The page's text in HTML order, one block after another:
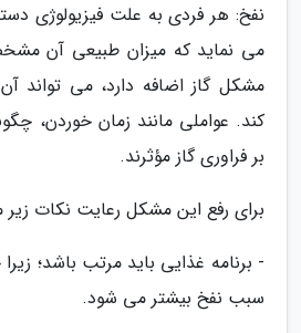
نفخ: هر فردی به علت فیزیولوژی
می نماید که میزان طبیعی آن
مشکل گاز اضافه دارد، می تواند
کند. عواملی مانند زمان خوردن،
بر فراوری گاز مؤثرند.
برای رفع این مشکل رعایت نکات
- برنامه غذایی باید مرتب باشد؛
سبب نفخ بیشتر می شود.